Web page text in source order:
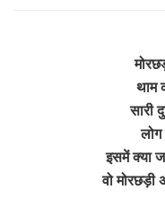
थाम
सारी
लोग
इसमें क्या
वो मोरछड़ी